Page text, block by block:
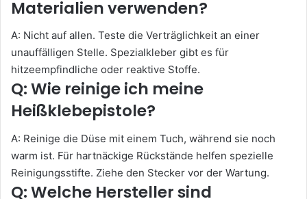
Materialien verwenden?
A: Nicht auf allen. Teste die Verträglichkeit an einer
unauffälligen Stelle. Spezialkleber gibt es für
hitzeempfindliche oder reaktive Stoffe.
Q: Wie reinige ich meine
Heißklebepistole?
A: Reinige die Düse mit einem Tuch, während sie noch
warm ist. Für hartnäckige Rückstände helfen spezielle
Reinigungsstifte. Ziehe den Stecker vor der Wartung.
Q: Welche Hersteller sind